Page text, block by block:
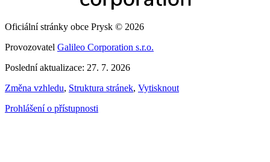
Oficiální stránky obce Prysk © 2026
Provozovatel Galileo Corporation s.r.o.
Poslední aktualizace: 27. 7. 2026
Změna vzhledu, Struktura stránek, Vytisknout
Prohlášení o přístupnosti